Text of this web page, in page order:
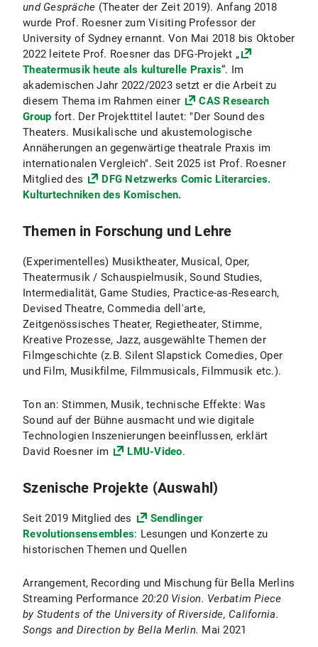
und Gespräche (Theater der Zeit 2019). Anfang 2018
wurde Prof. Roesner zum Visiting Professor der
University of Sydney ernannt. Von Mai 2018 bis Oktober
2022 leitete Prof. Roesner das DFG-Projekt „
Theatermusik heute als kulturelle Praxis“. Im
akademischen Jahr 2022/2023 setzt er die Arbeit zu
diesem Thema im Rahmen einer
CAS Research
Group fort. Der Projekttitel lautet: "Der Sound des
Theaters. Musikalische und akustemologische
Annäherungen an gegenwärtige theatrale Praxis im
internationalen Vergleich". Seit 2025 ist Prof. Roesner
Mitglied des
DFG Netzwerks Comic Literarcies.
Kulturtechniken des Komischen.
Themen in Forschung und Lehre
(Experimentelles) Musiktheater, Musical, Oper,
Theatermusik / Schauspielmusik, Sound Studies,
Intermedialität, Game Studies, Practice-as-Research,
Devised Theatre, Commedia dell'arte,
Zeitgenössisches Theater, Regietheater, Stimme,
Kreative Prozesse, Jazz, ausgewählte Themen der
Filmgeschichte (z.B. Silent Slapstick Comedies, Oper
und Film, Musikfilme, Filmmusicals, Filmmusik etc.).
Ton an: Stimmen, Musik, technische Effekte: Was
Sound auf der Bühne ausmacht und wie digitale
Technologien Inszenierungen beeinflussen, erklärt
David Roesner im
LMU-Video.
Szenische Projekte (Auswahl)
Seit 2019 Mitglied des
Sendlinger
Revolutionsensembles: Lesungen und Konzerte zu
historischen Themen und Quellen
Arrangement, Recording und Mischung für Bella Merlins
Streaming Performance 20:20 Vision. Verbatim Piece
by Students of the University of Riverside, California.
Songs and Direction by Bella Merlin. Mai 2021